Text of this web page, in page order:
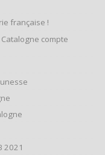
française !
compte
2021